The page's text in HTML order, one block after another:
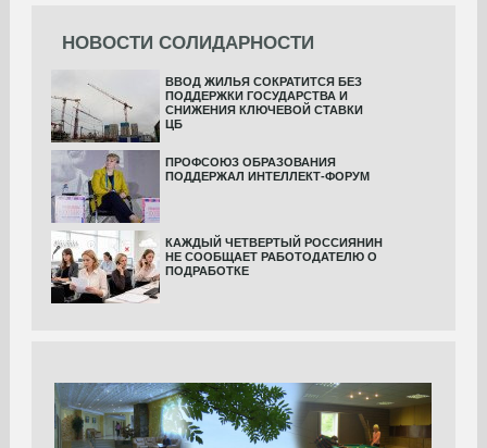
НОВОСТИ СОЛИДАРНОСТИ
ВВОД ЖИЛЬЯ СОКРАТИТСЯ БЕЗ
ПОДДЕРЖКИ ГОСУДАРСТВА И
СНИЖЕНИЯ КЛЮЧЕВОЙ СТАВКИ
ЦБ
ПРОФСОЮЗ ОБРАЗОВАНИЯ
ПОДДЕРЖАЛ ИНТЕЛЛЕКТ-ФОРУМ
КАЖДЫЙ ЧЕТВЕРТЫЙ РОССИЯНИН
НЕ СООБЩАЕТ РАБОТОДАТЕЛЮ О
ПОДРАБОТКЕ